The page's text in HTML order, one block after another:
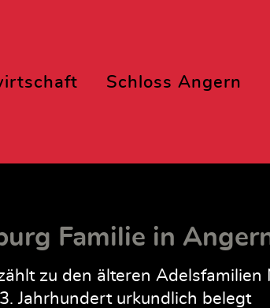
Schloss Angern
Familie in
zu den älteren
Jahrhundert urkundlich belegt